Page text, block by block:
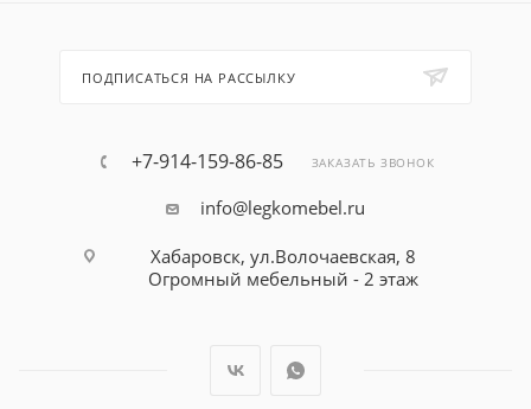
ПОДПИСАТЬСЯ НА РАССЫЛКУ
+7-914-159-86-85 ЗАКАЗАТЬ ЗВОНОК
info@legkomebel.ru
Хабаровск, ул.Волочаевская, 8
Огромный мебельный - 2 этаж